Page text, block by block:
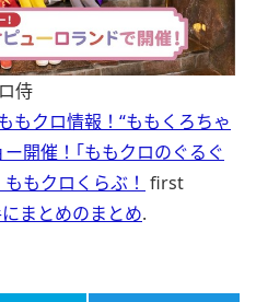
侍
もクロ情報！“ももくろちゃ
開催！｢ももクロのぐるぐ
もクロくらぶ！ first
まとめのまとめ.